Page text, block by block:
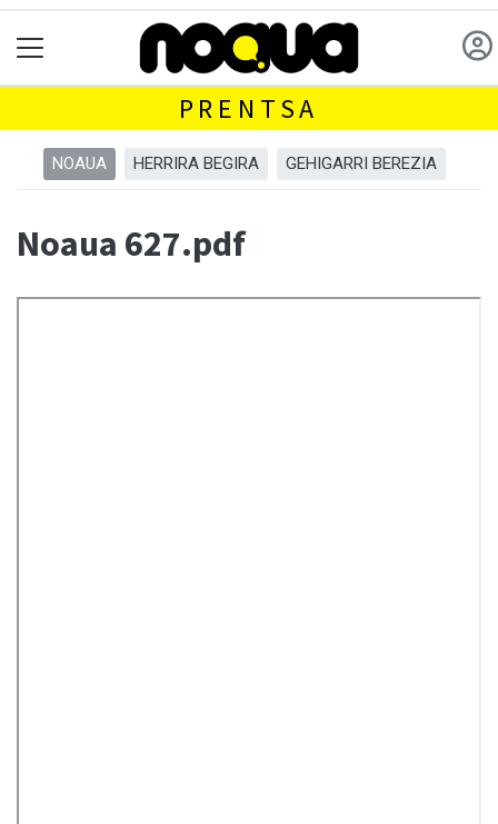
PRENTSA
NOAUA HERRIRA BEGIRA GEHIGARRI BEREZIA
Noaua 627.pdf